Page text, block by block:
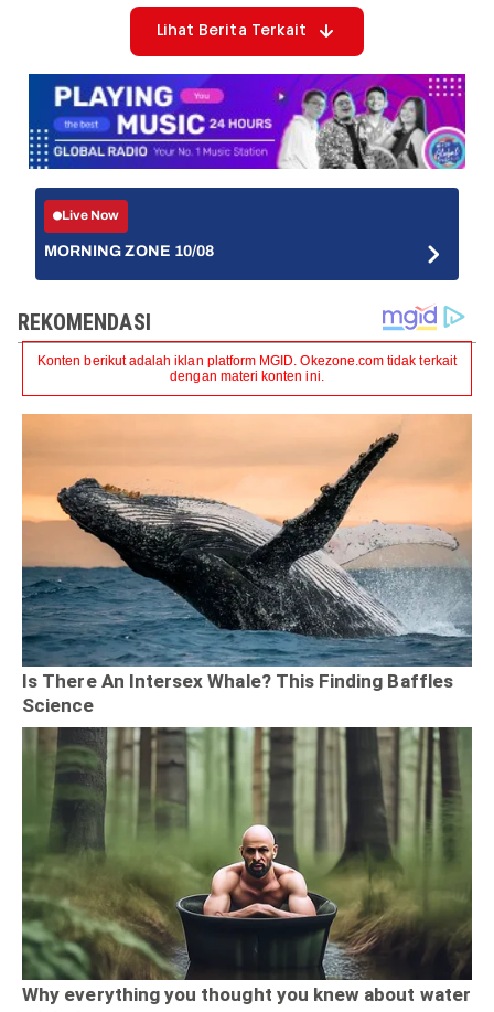
Lihat Berita Terkait
Live Now
MORNING ZONE 10/08